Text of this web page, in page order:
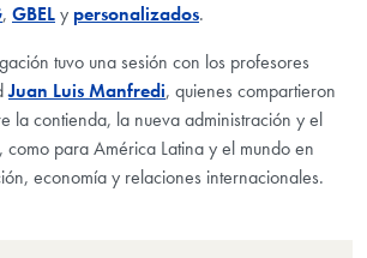
, GBELy personalizados.
tuvo una sesión con los profesores
Juan Luis Manfredi, quienes compartieron
la contienda, la nueva administración y el
como para América Latina y el mundo en
economía y relaciones internacionales.